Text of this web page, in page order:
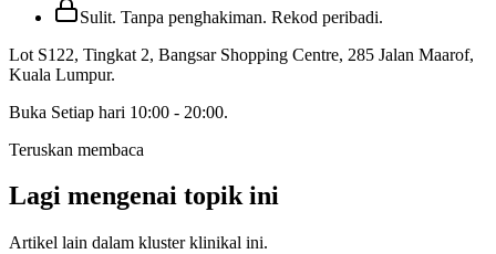
Sulit. Tanpa penghakiman. Rekod peribadi.
Lot S122, Tingkat 2, Bangsar Shopping Centre, 285 Jalan Maarof,
Kuala Lumpur.
Buka Setiap hari 10:00 - 20:00.
Teruskan membaca
Lagi mengenai topik ini
Artikel lain dalam kluster klinikal ini.